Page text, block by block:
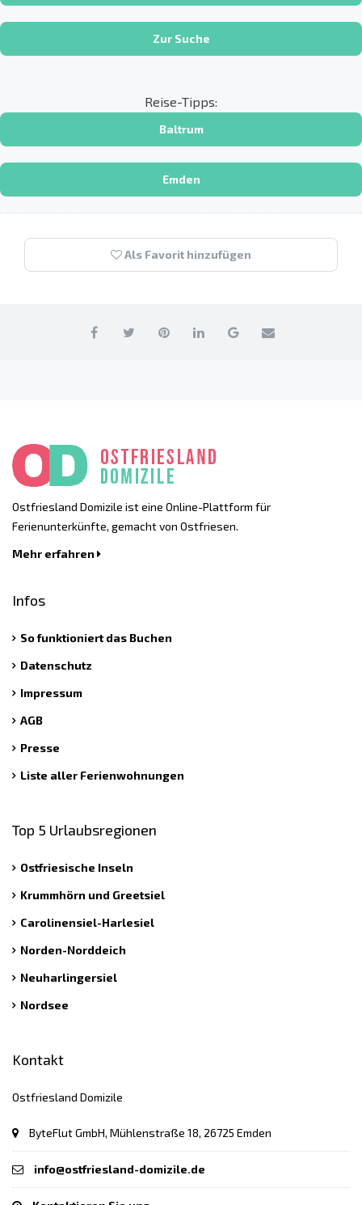
Zur Suche
Reise-Tipps:
Baltrum
Emden
Als Favorit hinzufügen
Ostfriesland Domizile ist eine Online-Plattform für
Ferienunterkünfte, gemacht von Ostfriesen.
Mehr erfahren
Infos
So funktioniert das Buchen
Datenschutz
Impressum
AGB
Presse
Liste aller Ferienwohnungen
Top 5 Urlaubsregionen
Ostfriesische Inseln
Krummhörn und Greetsiel
Carolinensiel-Harlesiel
Norden-Norddeich
Neuharlingersiel
Nordsee
Kontakt
Ostfriesland Domizile
ByteFlut GmbH, Mühlenstraße 18, 26725 Emden
info@ostfriesland-domizile.de